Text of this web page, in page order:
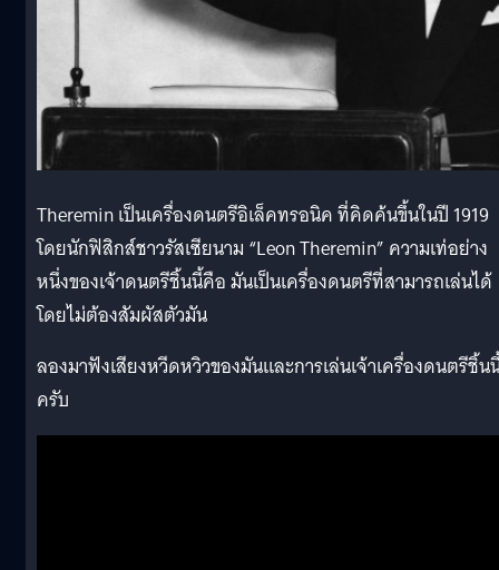
Theremin เป็นเครื่องดนตรีอิเล็คทรอนิค ที่คิดค้นขึ้นในปี 1919
โดยนักฟิสิกส์ชาวรัสเซียนาม “Leon Theremin” ความเท่อย่าง
หนึ่งของเจ้าดนตรีชิ้นนี้คือ มันเป็นเครื่องดนตรีที่สามารถเล่นได้
โดยไม่ต้องสัมผัสตัวมัน
ลองมาฟังเสียงหวีดหวิวของมันและการเล่นเจ้าเครื่องดนตรีชิ้
ครับ